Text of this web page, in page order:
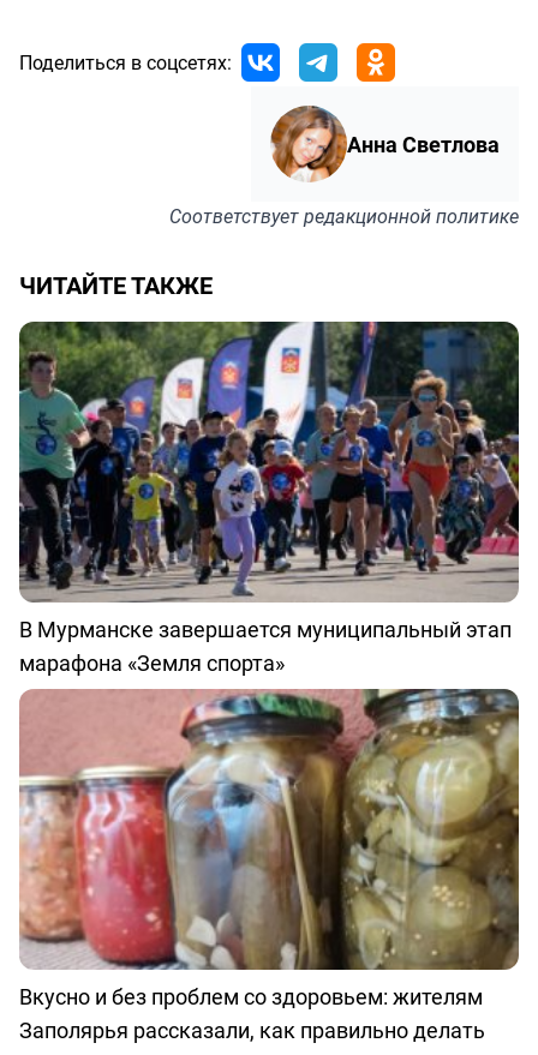
Поделиться в соцсетях:
Анна Светлова
Соответствуетредакционной политике
ЧИТАЙТЕ ТАКЖЕ
В Мурманске завершается муниципальный этап
марафона «Земля спорта»
Вкусно и без проблем со здоровьем: жителям
Заполярья рассказали, как правильно делать